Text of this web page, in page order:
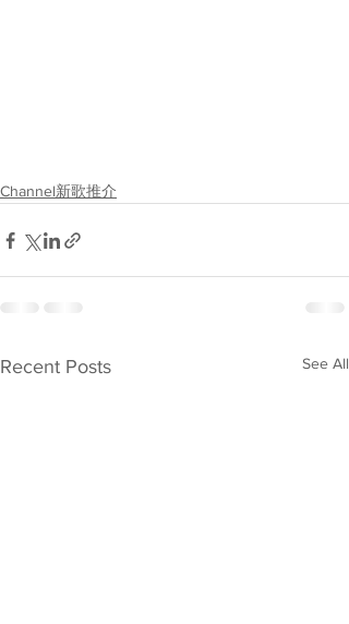
Channel新歌推介
Recent Posts See All